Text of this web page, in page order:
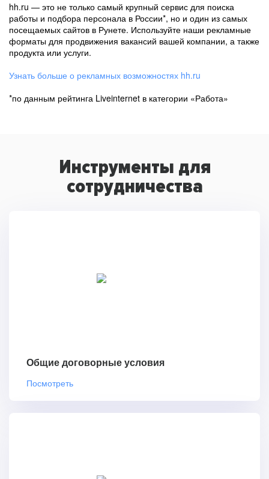
hh.ru — это не только самый крупный сервис для поиска
работы и подбора персонала в России*, но и один из самых
посещаемых сайтов в Рунете. Используйте наши рекламные
форматы для продвижения вакансий вашей компании, а также
продукта или услуги.
Узнать больше о рекламных возможностях hh.ru
*по данным рейтинга Liveinternet в категории «Работа»
Инструменты для
сотрудничества
Общие договорные условия
Посмотреть